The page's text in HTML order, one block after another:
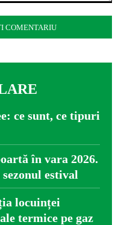
ce sunt, ce tipuri
în vara 2026.
estival
locuinței
termice pe gaz